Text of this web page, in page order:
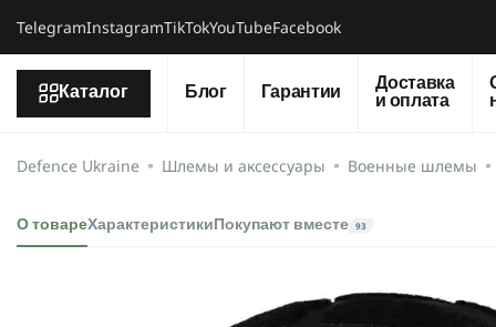
TelegramInstagramTikTokYouTubeFacebook
Каталог Блог Гарантии
Доставка
и оплата
Defence Ukraine Шлемы и аксессуары Военные шлемы
О товареХарактеристики Покупают вместе 93